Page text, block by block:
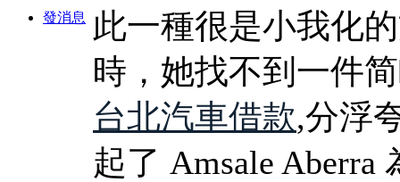
發消息
此一種很是小我化
時，她找不到一件
台北汽車借款,分浮
起了 Amsale